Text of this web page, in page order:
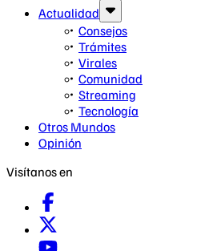
Actualidad
Consejos
Trámites
Virales
Comunidad
Streaming
Tecnología
Otros Mundos
Opinión
Visítanos en